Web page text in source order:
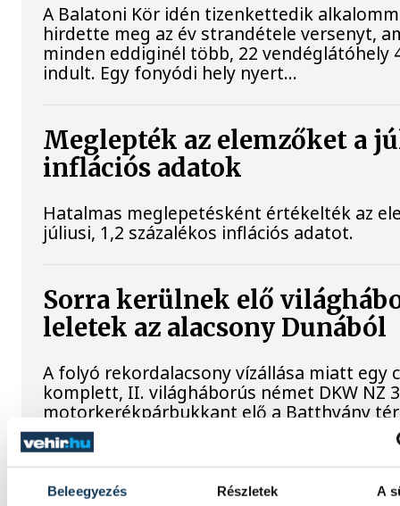
Beleegyezés Részletek A
A Balatoni Kör idén tizenkettedik
hirdette meg az év strandétele versenyt,
minden eddiginél több, 22 vendéglátóhely
indult. Egy fonyódi hely nyert...
Meglepték az elemzőket a
inflációs adatok
Hatalmas meglepetésként értékelték az
júliusi, 1,2 százalékos inflációs adatot.
Sorra kerülnek elő
leletek az alacsony Dunából
A folyó rekordalacsony vízállása miatt egy
komplett, II. világháborús német DKW NZ
motorkerékpárbukkant elő a Batthyány
sziklái alól, máshol pedig egy közel
akna került elő.